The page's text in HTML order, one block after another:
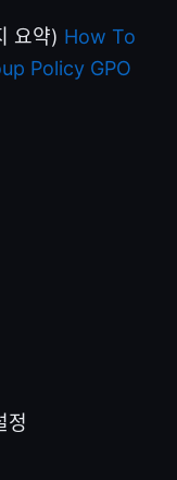
요약) How To
Policy GPO
정